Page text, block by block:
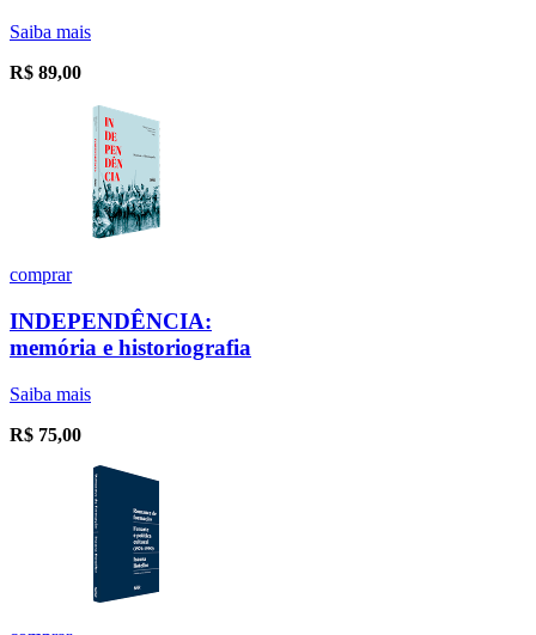
Saiba mais
R$ 89,00
comprar
INDEPENDÊNCIA:
memória e historiografia
Saiba mais
R$ 75,00